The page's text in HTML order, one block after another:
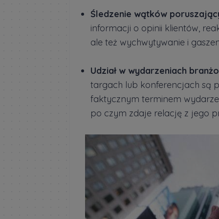
Śledzenie wątków
informacji o opinii klientów,
ale też wychwytywanie i
Udział w wydarzeniach
targach lub konferencjach są
faktycznym terminem
po czym zdaje relację z jego